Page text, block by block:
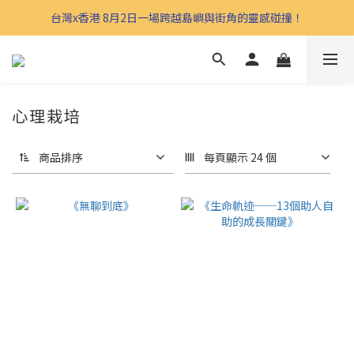
台灣x香港 8月2日一場跨越島嶼與街角的靈感碰撞！
心理栽培
商品排序 每頁顯示 24 個